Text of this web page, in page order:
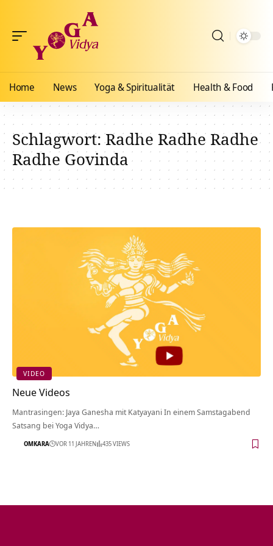
Home News Yoga & Spiritualität Health & Food
Schlagwort:Radhe Radhe Radhe
Radhe Govinda
VIDEO
Neue Videos
Mantrasingen: Jaya Ganesha mit Katyayani In einem Samstagabend
Satsang bei Yoga Vidya…
OMKARA VOR 11 JAHREN 435 VIEWS